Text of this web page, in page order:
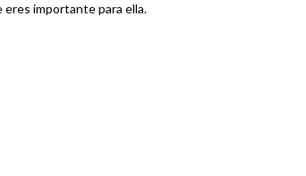
importante para ella.